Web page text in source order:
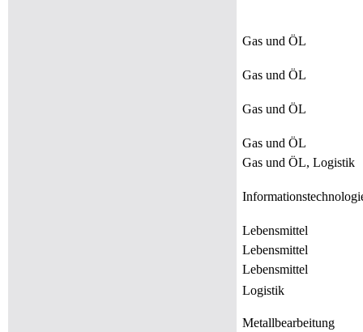
Gas und ÖL
Gas und ÖL
Gas und ÖL
Gas und ÖL
Gas und ÖL, Logistik
Lebensmittel
Lebensmittel
Lebensmittel
Logistik
Metallbearbeitung